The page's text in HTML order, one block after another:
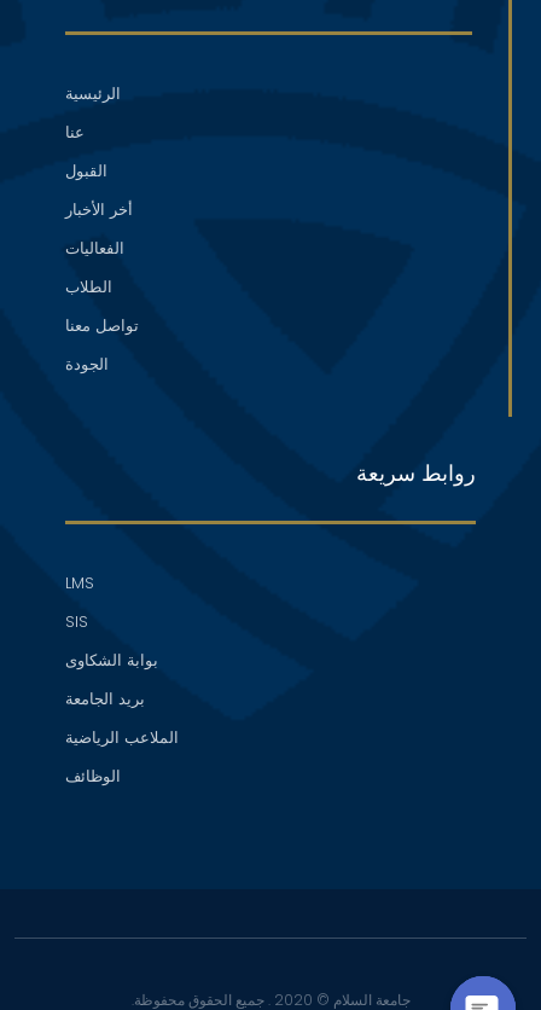
الرئيسية
عنا
القبول
أخر الأخبار
الفعاليات
الطلاب
تواصل معنا
الجودة
روابط سريعة
LMS
SIS
بوابة الشكاوى
بريد الجامعة
الملاعب الرياضية
الوظائف
جامعة السلام © 2020 . جميع الحقوق محفوظة.